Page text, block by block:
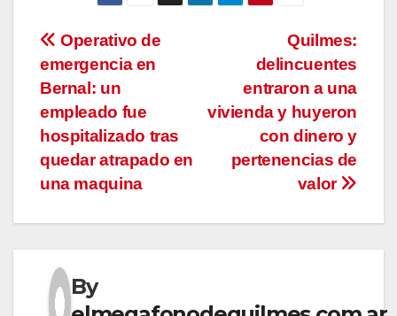
Navegación
de
entradas
Quilmes:
delincuentes
entraron a una
vivienda y huyeron
con dinero y
pertenencias de
valor
Operativo de
emergencia en
Bernal: un
empleado fue
hospitalizado tras
quedar atrapado en
una maquina
By